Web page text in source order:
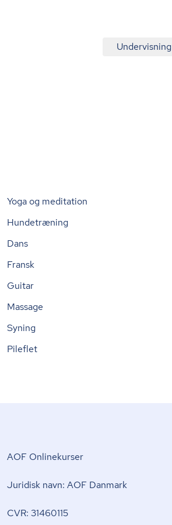
Undervisning
Yoga og meditation
Hundetræning
Dans
Fransk
Guitar
Massage
Syning
Pileflet
AOF Onlinekurser
Juridisk navn: AOF Danmark
CVR: 31460115